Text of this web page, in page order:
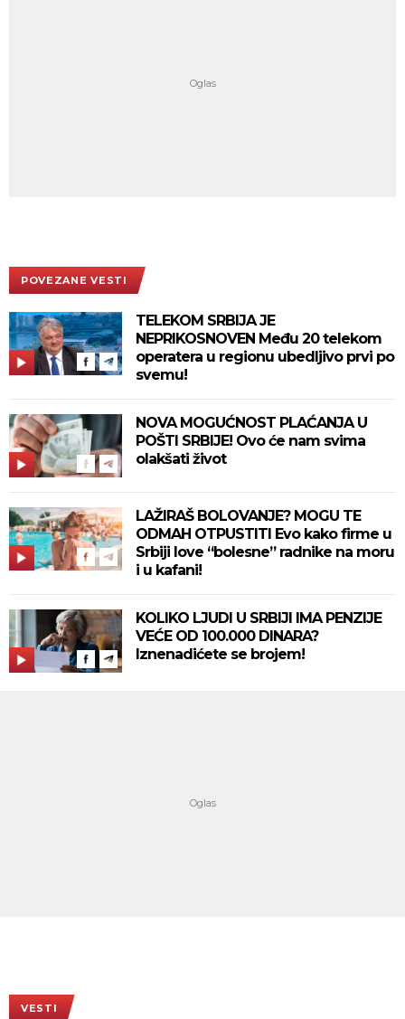
POVEZANE VESTI
TELEKOM SRBIJA JE
NEPRIKOSNOVEN Među 20 telekom
operatera u regionu ubedljivo prvi po
svemu!
NOVA MOGUĆNOST PLAĆANJA U
POŠTI SRBIJE! Ovo će nam svima
olakšati život
LAŽIRAŠ BOLOVANJE? MOGU TE
ODMAH OTPUSTITI Evo kako firme u
Srbiji love “bolesne” radnike na moru
i u kafani!
KOLIKO LJUDI U SRBIJI IMA PENZIJE
VEĆE OD 100.000 DINARA?
Iznenadićete se brojem!
VESTI